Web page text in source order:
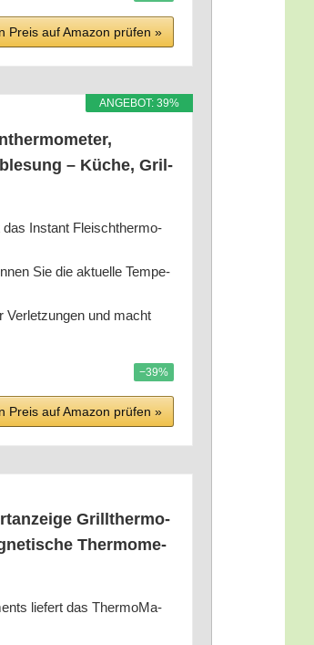
Preis auf Ama­zon prü­fen »
ANGE­BOT: 39%
– Küche, Gril­
das Instant Fleisch­ther­mo­
Sie die aktu­el­le Tem­pe­
Ver­let­zun­gen und macht
−39%
Preis auf Ama­zon prü­fen »
Grill­ther­mo­
Ther­mo­me­
lie­fert das Ther­mo­Ma­